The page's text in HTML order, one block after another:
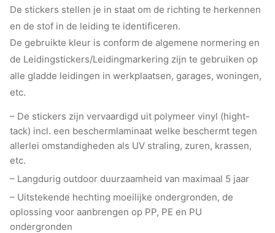
De stickers stellen je in staat om de richting te herkennen
en de stof in de leiding te identificeren.
De gebruikte kleur is conform de algemene normering en
de Leidingstickers/Leidingmarkering zijn te gebruiken op
alle gladde leidingen in werkplaatsen, garages, woningen,
etc.
– De stickers zijn vervaardigd uit polymeer vinyl (hight-
tack) incl. een beschermlaminaat welke beschermt tegen
allerlei omstandigheden als UV straling, zuren, krassen,
etc.
– Langdurig outdoor duurzaamheid van maximaal 5 jaar
– Uitstekende hechting moeilijke ondergronden, de
oplossing voor aanbrengen op PP, PE en PU
ondergronden